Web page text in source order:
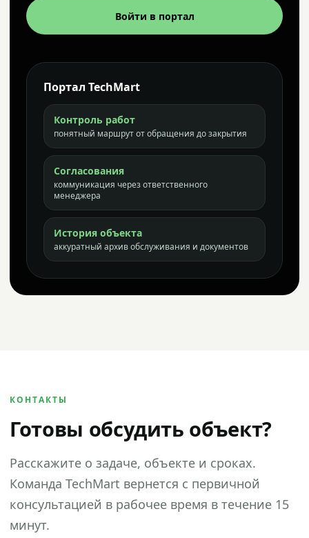
Войти в портал
Портал TechMart
Контроль работ
понятный маршрут от обращения до закрытия
Согласования
коммуникация через ответственного
менеджера
История объекта
аккуратный архив обслуживания и документов
КОНТАКТЫ
Готовы обсудить объект?
Расскажите о задаче, объекте и сроках.
Команда TechMart вернется с первичной
консультацией в рабочее время в течение 15
минут.